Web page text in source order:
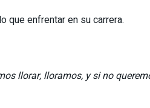
que enfrentar en su carrera.
llorar, lloramos, y si no